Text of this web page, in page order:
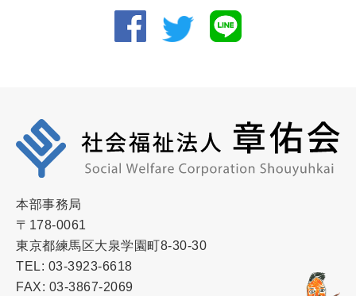
本部事務局
〒178-0061
東京都練馬区大泉学園町8-30-30
TEL: 03-3923-6618
FAX: 03-3867-2069